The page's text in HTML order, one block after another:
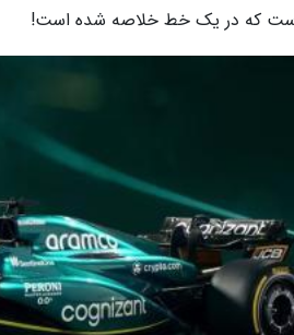
که در یک خط خلاصه شده است!